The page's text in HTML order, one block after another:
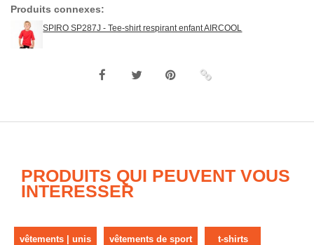
Produits connexes:
SPIRO SP287J - Tee-shirt respirant enfant AIRCOOL
PRODUITS QUI PEUVENT VOUS
INTERESSER
vêtements | unis vêtements de sport t-shirts